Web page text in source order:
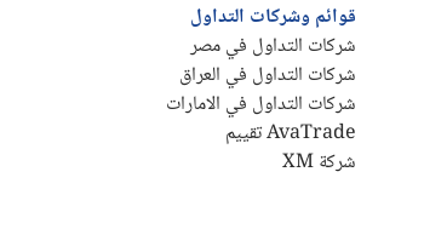
قوائم وشركات التداول
شركات التداول في مصر
شركات التداول في العراق
شركات التداول في الامارات
AvaTrade تقييم
شركة XM